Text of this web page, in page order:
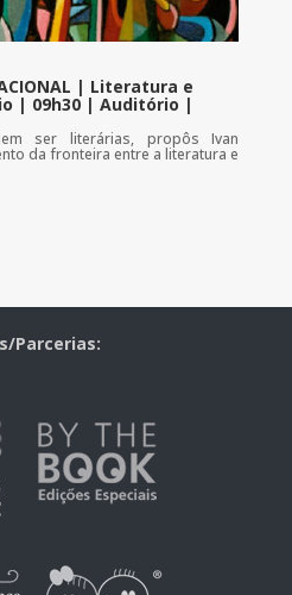
| Literatura e
| 09h30 | Auditório |
ser literárias, propôs Ivan
da fronteira entre a literatura e
Parcerias: